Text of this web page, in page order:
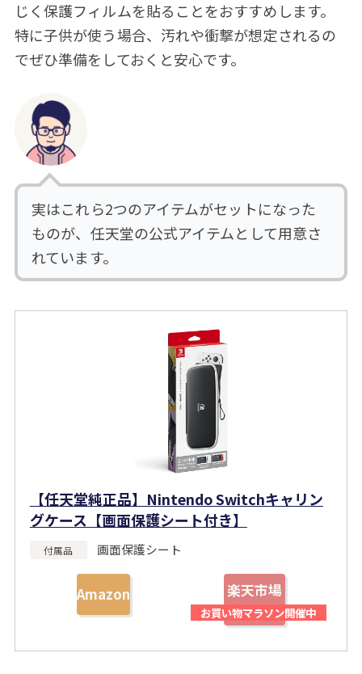
じく保護フィルムを貼ることをおすすめします。
特に子供が使う場合、汚れや衝撃が想定されるの
でぜひ準備をしておくと安心です。
実はこれら2つのアイテムがセットになった
ものが、任天堂の公式アイテムとして用意さ
れています。
【任天堂純正品】Nintendo Switchキャリン
グケース【画面保護シート付き】
付属品 画面保護シート
Amazon 楽天市場